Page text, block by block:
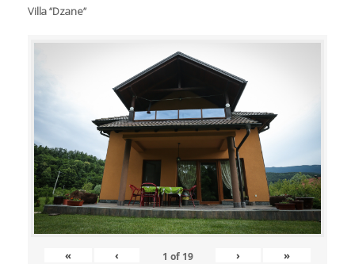
Villa “Dzane”
« ‹ 1 of 19 › »